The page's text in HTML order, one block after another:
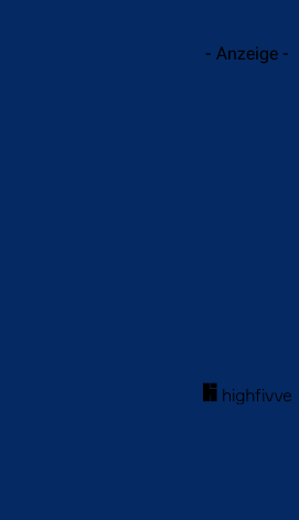
- Anzeige -